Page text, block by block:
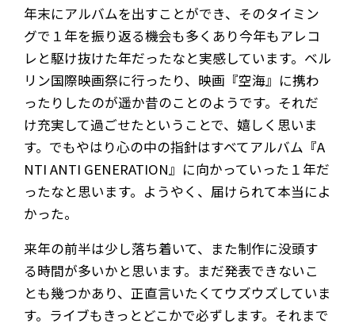
年末にアルバムを出すことができ、そのタイミン
グで１年を振り返る機会も多くあり今年もアレコ
レと駆け抜けた年だったなと実感しています。ベル
リン国際映画祭に行ったり、映画『空海』に携わ
ったりしたのが遥か昔のことのようです。それだ
け充実して過ごせたということで、嬉しく思いま
す。でもやはり心の中の指針はすべてアルバム『A
NTI ANTI GENERATION』に向かっていった１年だ
ったなと思います。ようやく、届けられて本当によ
かった。
来年の前半は少し落ち着いて、また制作に没頭す
る時間が多いかと思います。まだ発表できないこ
とも幾つかあり、正直言いたくてウズウズしていま
す。ライブもきっとどこかで必ずします。それまで